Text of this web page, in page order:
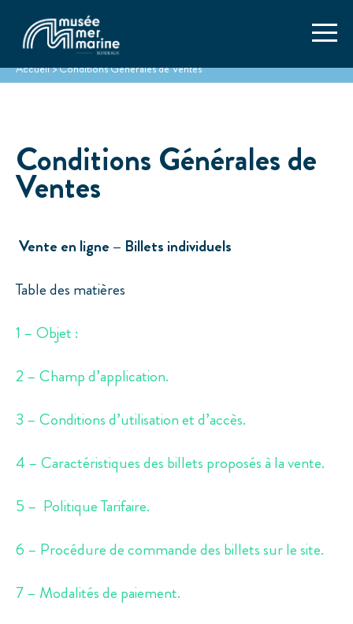
Accueil>Conditions Générales de Ventes
Conditions Générales de
Ventes
Vente en ligne – Billets individuels
Table des matières
1 – Objet :
2 – Champ d’application.
3 – Conditions d’utilisation et d’accès.
4 – Caractéristiques des billets proposés à la vente.
5 – Politique Tarifaire.
6 – Procédure de commande des billets sur le site.
7 – Modalités de paiement.